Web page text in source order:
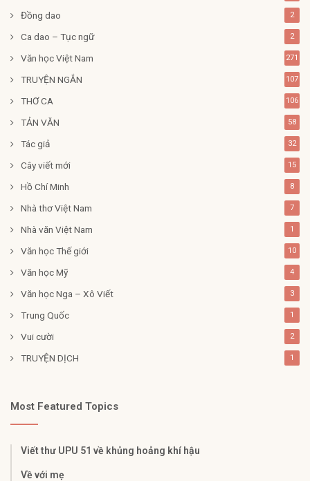
Đồng dao 2
Ca dao – Tục ngữ 2
Văn học Việt Nam 271
TRUYỆN NGẮN 107
THƠ CA 106
TẢN VĂN 58
Tác giả 32
Cây viết mới 15
Hồ Chí Minh 8
Nhà thơ Việt Nam 7
Nhà văn Việt Nam 1
Văn học Thế giới 10
Văn học Mỹ 4
Văn học Nga – Xô Viết 3
Trung Quốc 1
Vui cười 2
TRUYỆN DỊCH 1
Most Featured Topics
Viết thư UPU 51 về khủng hoảng khí hậu
Về với mẹ